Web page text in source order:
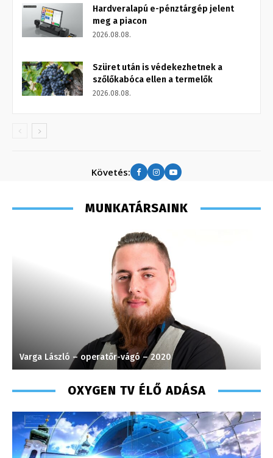
Hardveralapú e-pénztárgép jelent
meg a piacon
2026.08.08.
Szüret után is védekezhetnek a
szőlőkabóca ellen a termelők
2026.08.08.
Követés:
MUNKATÁRSAINK
Varga László – operatőr-vágó – 2020
OXYGEN TV ÉLŐ ADÁSA